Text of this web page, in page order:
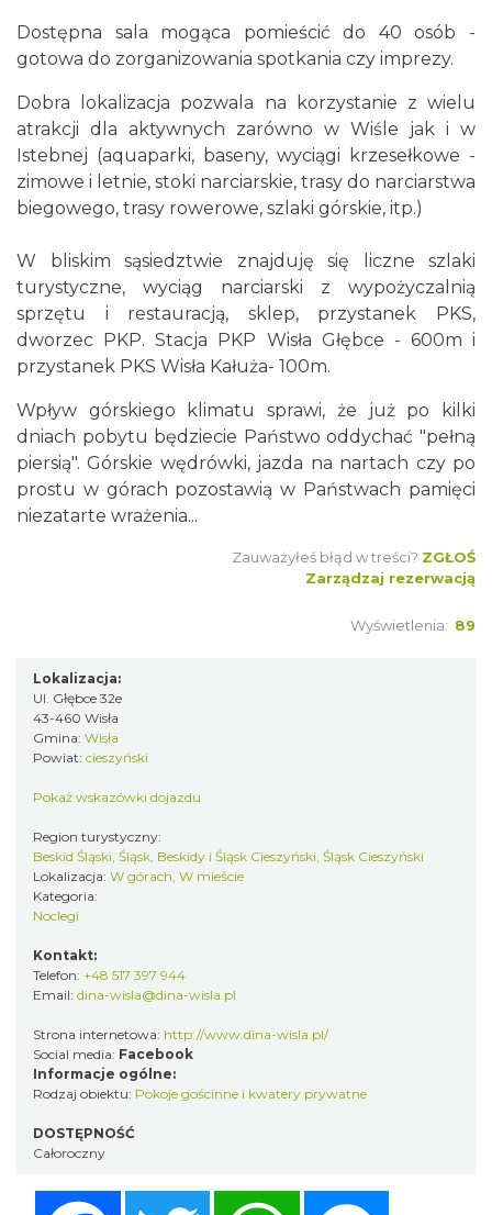
Dostępna sala mogąca pomieścić do 40 osób -
gotowa do zorganizowania spotkania czy imprezy.
Dobra lokalizacja pozwala na korzystanie z wielu
atrakcji dla aktywnych zarówno w Wiśle jak i w
Istebnej (aquaparki, baseny, wyciągi krzesełkowe -
zimowe i letnie, stoki narciarskie, trasy do narciarstwa
biegowego, trasy rowerowe, szlaki górskie, itp.)
W bliskim sąsiedztwie znajduję się liczne szlaki
turystyczne, wyciąg narciarski z wypożyczalnią
sprzętu i restauracją, sklep, przystanek PKS,
dworzec PKP. Stacja PKP Wisła Głębce - 600m i
przystanek PKS Wisła Kałuża- 100m.
Wpływ górskiego klimatu sprawi, że już po kilki
dniach pobytu będziecie Państwo oddychać "pełną
piersią". Górskie wędrówki, jazda na nartach czy po
prostu w górach pozostawią w Państwach pamięci
niezatarte wrażenia...
Zauważyłeś błąd w treści? ZGŁOŚ
Zarządzaj rezerwacją
Wyświetlenia: 89
Lokalizacja:
Ul. Głębce 32e
43-460 Wisła
Gmina: Wisła
Powiat: cieszyński
Pokaż wskazówki dojazdu
Region turystyczny:
Beskid Śląski, Śląsk, Beskidy i Śląsk Cieszyński, Śląsk Cieszyński
Lokalizacja: W górach, W mieście
Kategoria:
Noclegi
Kontakt:
Telefon: +48 517 397 944
Email: dina-wisla@dina-wisla.pl
Strona internetowa: http://www.dina-wisla.pl/
Social media: Facebook
Informacje ogólne:
Rodzaj obiektu: Pokoje gościnne i kwatery prywatne
DOSTĘPNOŚĆ
Całoroczny
Twitter WhatsApp